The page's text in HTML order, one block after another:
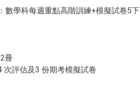
數學科每週重點高階訓練+模擬試卷5下
冊
評估及3 份期考模擬試卷